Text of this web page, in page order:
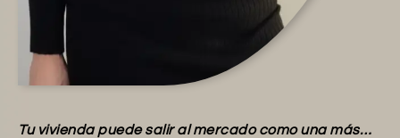
Tu vivienda puede salir al mercado como una más…